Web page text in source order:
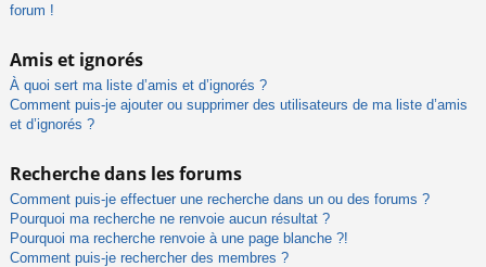
forum !
Amis et ignorés
À quoi sert ma liste d’amis et d’ignorés ?
Comment puis-je ajouter ou supprimer des utilisateurs de ma liste d’amis
et d’ignorés ?
Recherche dans les forums
Comment puis-je effectuer une recherche dans un ou des forums ?
Pourquoi ma recherche ne renvoie aucun résultat ?
Pourquoi ma recherche renvoie à une page blanche ?!
Comment puis-je rechercher des membres ?